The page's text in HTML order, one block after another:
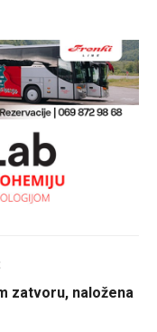
zatvoru, naložena